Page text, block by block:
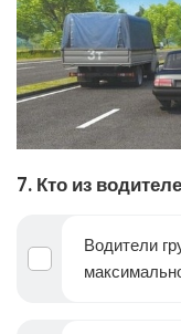
7. Кто из
Водители